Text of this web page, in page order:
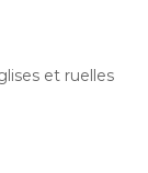
et ruelles